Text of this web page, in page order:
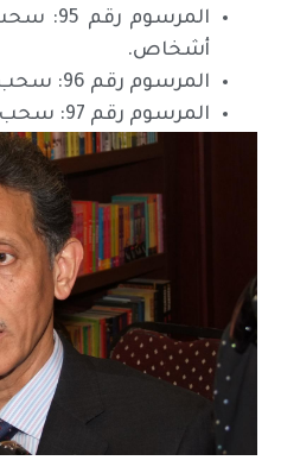
أشخاص.
المرسوم رقم 96: سحب الجنسية من شخصين.
المرسوم رقم 97: سحب الجنسية من 70 شخصاً.